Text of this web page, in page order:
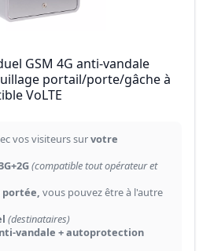
GSM 4G anti-vandale
portail/porte/gâche à
VoLTE
vos visiteurs survotre
(compatible tout opérateur et
portée, vous pouvez être à l'autre
(destinataires)
vandale + autoprotection